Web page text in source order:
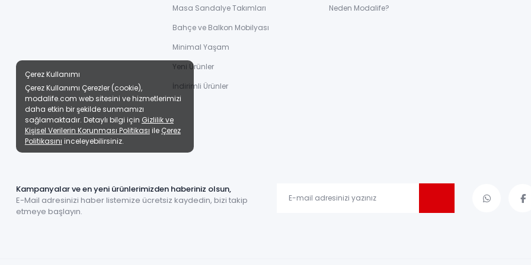
Masa Sandalye Takımları
Bahçe ve Balkon Mobilyası
Minimal Yaşam
Yeni Ürünler
İndirimli Ürünler
Neden Modalife?
Kampanyalar ve en yeni ürünlerimizden haberiniz olsun,
E-Mail adresinizi haber listemize ücretsiz kaydedin, bizi takip
etmeye başlayın.
Çerez Kullanımı
Çerez Kullanımı Çerezler (cookie),
modalife.com web sitesini ve hizmetlerimizi
daha etkin bir şekilde sunmamızı
sağlamaktadır. Detaylı bilgi için Gizlilik ve
Kişisel Verilerin Korunması Politikası ile Çerez
Politikasını inceleyebilirsiniz.